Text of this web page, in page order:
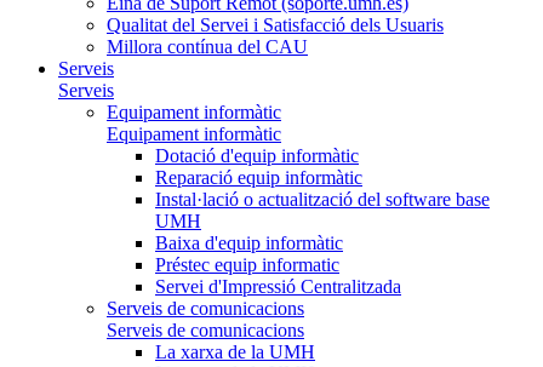
Qualitat del Servei i Satisfacció dels Usuaris
Millora contínua del CAU
Serveis
Serveis
Equipament informàtic
Equipament informàtic
Dotació d'equip informàtic
Reparació equip informàtic
Instal·lació o actualització del software base
UMH
Baixa d'equip informàtic
Préstec equip informatic
Servei d'Impressió Centralitzada
Serveis de comunicacions
Serveis de comunicacions
La xarxa de la UMH